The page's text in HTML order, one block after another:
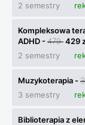
2 semestry
Kompleksowa
ADHD -479429
2 semestry
Muzykoterapia -
3 semestry
Biblioterapia z